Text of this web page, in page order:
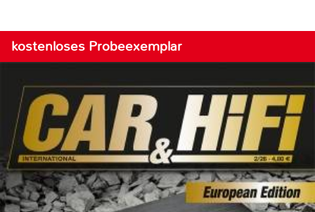
kostenloses Probeexemplar